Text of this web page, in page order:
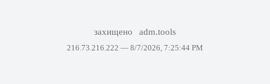
захищено adm.tools
216.73.216.222 — 8/7/2026, 7:25:44 PM